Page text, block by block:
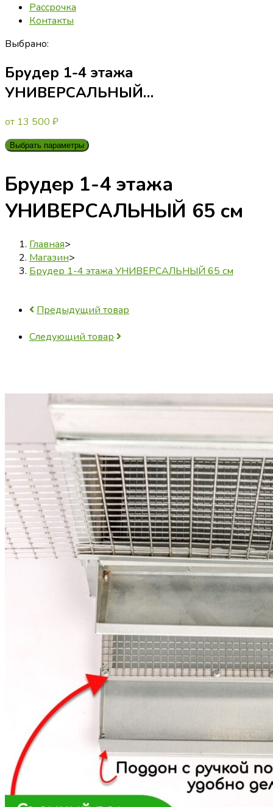
Рассрочка
Контакты
Выбрано:
Брудер 1-4 этажа
УНИВЕРСАЛЬНЫЙ…
от 13 500 ₽
Выбрать параметры
Брудер 1-4 этажа
УНИВЕРСАЛЬНЫЙ 65 см
Главная>
Магазин>
Брудер 1-4 этажа УНИВЕРСАЛЬНЫЙ 65 см
Предыдущий товар
Следующий товар